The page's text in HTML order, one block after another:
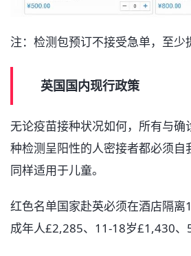
注：检测包预订不接受急单，至
英国国内现行政策
无论疫苗接种状况如何，所有与
种检测呈阳性的人密接者都必须
同样适用于儿童。
红色名单国家赴英必须在酒店隔离
成年人£2,285、11-18岁£1,430、